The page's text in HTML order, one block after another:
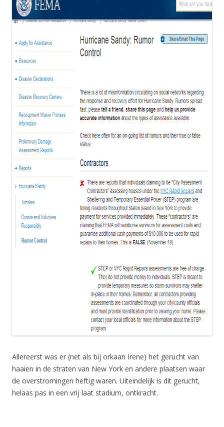
Allereerst was er (net als bij orkaan Irene) het gerucht van
haaien in de straten van New York en andere plaatsen waar
de overstromingen heftig waren. Uiteindelijk is dit gerucht,
helaas pas in een vrij laat stadium, ontkracht.